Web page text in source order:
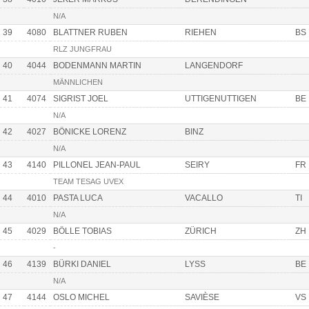
N/A
39 4080 BLATTNER RUBEN RIEHEN BS
RLZ JUNGFRAU
40 4044 BODENMANN MARTIN LANGENDORF
MÄNNLICHEN
41 4074 SIGRIST JOEL UTTIGENUTTIGEN BE
N/A
42 4027 BÖNICKE LORENZ BINZ
N/A
43 4140 PILLONEL JEAN-PAUL SEIRY FR
TEAM TESAG UVEX
44 4010 PASTA LUCA VACALLO TI
N/A
45 4029 BÖLLE TOBIAS ZÜRICH ZH
-
46 4139 BÜRKI DANIEL LYSS BE
N/A
47 4144 OSLO MICHEL SAVIÈSE VS